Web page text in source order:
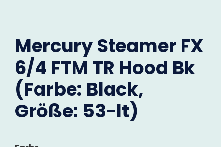
Mercury Steamer FX
6/4 FTM TR Hood Bk
(Farbe: Black,
Größe: 53-lt)